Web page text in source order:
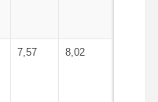
7,57 8,02